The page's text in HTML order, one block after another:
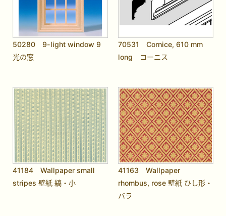
50280 9-light window 9
光の窓
70531 Cornice, 610 mm
long コーニス
41184 Wallpaper small
stripes 壁紙 縞・小
41163 Wallpaper
rhombus, rose 壁紙 ひし形・
バラ